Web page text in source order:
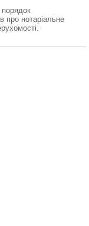
порядок
про нотаріальне